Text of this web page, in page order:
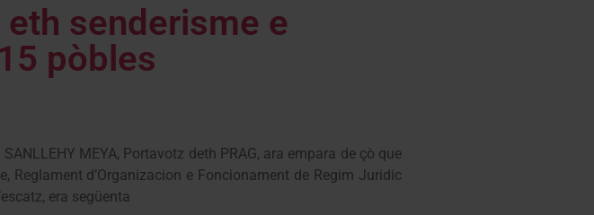
senderisme e
pòbles
MEYA, Portavotz deth PRAG, ara empara de çò que
d’Organizacion e Foncionament de Regim Juridic
era següenta